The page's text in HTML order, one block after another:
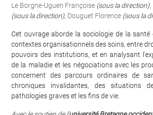
Le Borgne-Uguen Françoise (sous la direction),
(sous la direction), Douguet Florence (sous la
Cet ouvrage aborde la sociologie de la santé
contextes organisationnels des soins, entre
pouvoirs des institutions, et en analysant
de la maladie et les négociations avec les
concernent des parcours ordinaires de
chroniques invalidantes, des situations
pathologies graves et les fins de vie.